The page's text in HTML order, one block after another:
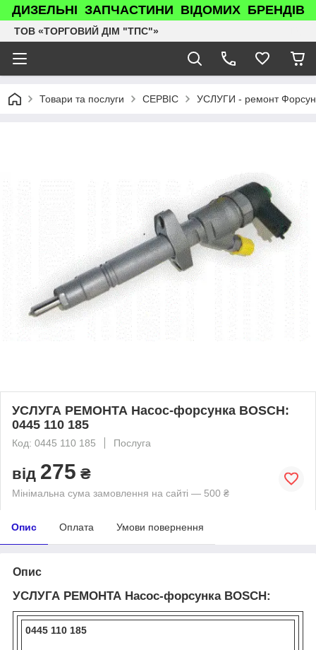
ДИЗЕЛЬНІ ЗАПЧАСТИНИ ВІДОМИХ БРЕНДІВ
ТОВ «ТОРГОВИЙ ДІМ "ТПС"»
Товари та послуги СЕРВІС УСЛУГИ - ремонт
УСЛУГА РЕМОНТА Насос-форсунка BOSCH:
0445 110 185
Код: 0445 110 185 Послуга
від 275 ₴
Мінімальна сума замовлення на сайті — 500 ₴
Опис Оплата Умови повернення
Опис
УСЛУГА РЕМОНТА Насос-форсунка BOSCH:
0445 110 185